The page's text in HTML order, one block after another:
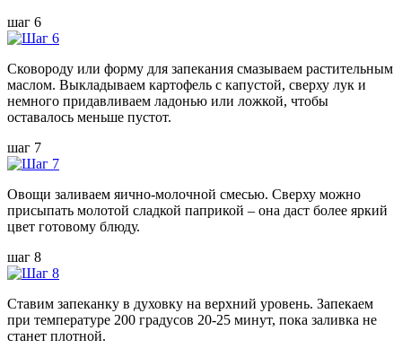
шаг 6
Сковороду или форму для запекания смазываем растительным
маслом. Выкладываем картофель с капустой, сверху лук и
немного придавливаем ладонью или ложкой, чтобы
оставалось меньше пустот.
шаг 7
Овощи заливаем яично-молочной смесью. Сверху можно
присыпать молотой сладкой паприкой – она даст более яркий
цвет готовому блюду.
шаг 8
Ставим запеканку в духовку на верхний уровень. Запекаем
при температуре 200 градусов 20-25 минут, пока заливка не
станет плотной.